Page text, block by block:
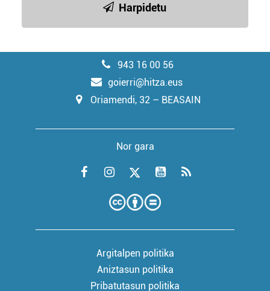
Harpidetu
943 16 00 56
goierri@hitza.eus
Oriamendi, 32 – BEASAIN
Nor gara
Argitalpen politika
Aniztasun politika
Pribatutasun politika